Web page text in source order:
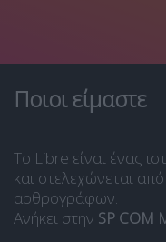
Ποιοι είμαστε
Το Libre είναι ένας
και στελεχώνεται
αρθρογράφων.
Ανήκει στην SP COM